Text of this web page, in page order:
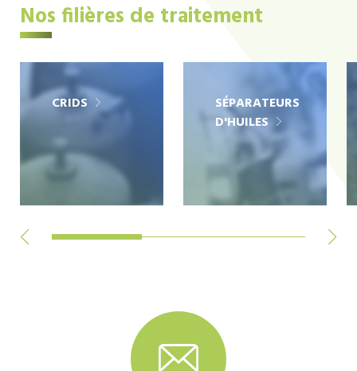
Nos filières de traitement
CRIDS
SÉPARATEURS
D'HUILES